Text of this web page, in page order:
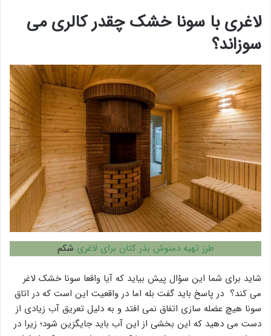
لاغری با سونا خشک چقدر کالری می
سوزاند؟
طرز تهیه دمنوش بذر کتان برای لاغری شکم
شاید برای شما این سؤال پیش بیاید که آیا واقعا سونا خشک لاغر
می کند؟ در پاسخ باید گفت بله اما در واقعیت این است که در اتاق
سونا هیچ عضله سازی اتفاق نمی افتد و به دلیل تعریق آب زیادی از
دست می دهید که این بخشی از این آب باید جایگزین شود؛ زیرا در